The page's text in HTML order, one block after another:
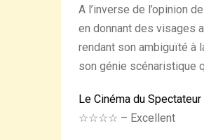
A l’inverse de l’opinion
en donnant des visages
rendant son ambiguïté à
son génie scénaristique
Le Cinéma du Spectateur
☆☆☆☆ – Excellent